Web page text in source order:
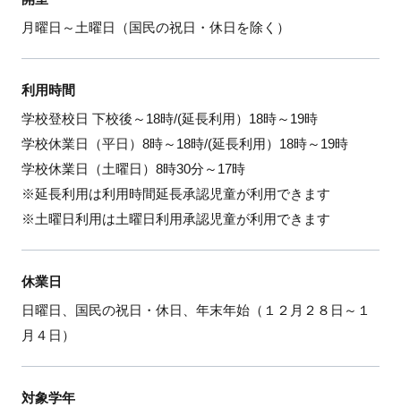
月曜日～土曜日（国民の祝日・休日を除く）
利用時間
学校登校日 下校後～18時/(延長利用）18時～19時
学校休業日（平日）8時～18時/(延長利用）18時～19時
学校休業日（土曜日）8時30分～17時
※延長利用は利用時間延長承認児童が利用できます
※土曜日利用は土曜日利用承認児童が利用できます
休業日
日曜日、国民の祝日・休日、年末年始（１２月２８日～１
月４日）
対象学年